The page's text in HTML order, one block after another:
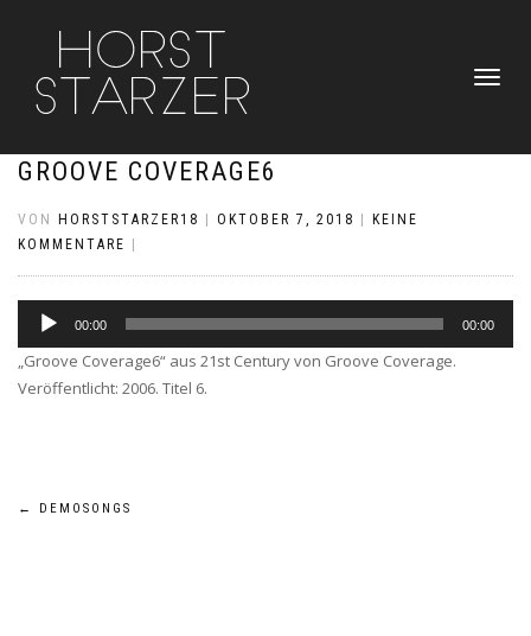
GROOVE COVERAGE6
VON HORSTSTARZER18 OKTOBER 7, 2018
KEINE
KOMMENTARE
Audio-
Player
00:00 00:00
„Groove Coverage6“ aus 21st Century von Groove Coverage.
Veröffentlicht: 2006. Titel 6.
Beitragsnavigation
← DEMOSONGS